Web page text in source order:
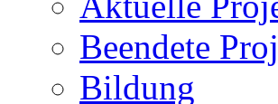
Beendete
Bildung